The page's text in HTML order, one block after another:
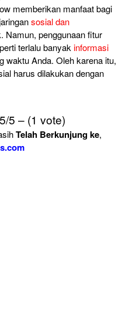
memberikan manfaat bagi
sosial dan
Namun, penggunaan fitur
terlalu banyak informasi
waktu Anda. Oleh karena itu,
harus dilakukan dengan
5/5 – (1 vote)
Telah Berkunjung ke,